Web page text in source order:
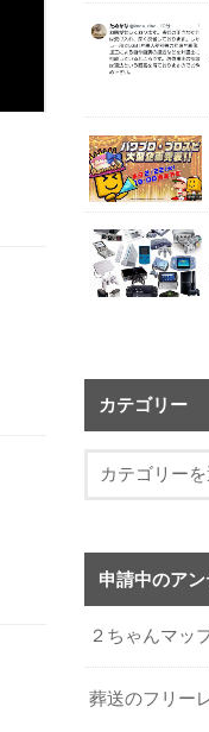
カテゴリー
申請中のア
２ちゃんマッ
葬送のフリー